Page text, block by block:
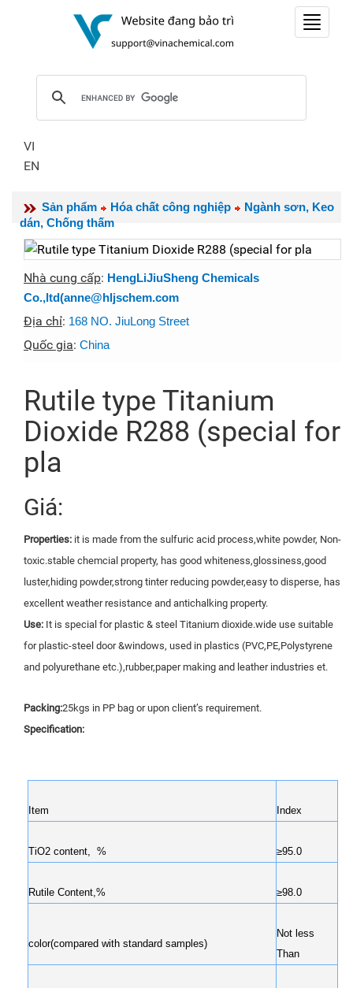
Toggle
VI
EN
Sản phẩm Hóa chất công nghiệp
Ngành sơn, Keo
dán, Chống thấm
Nhà cung cấp: HengLiJiuSheng Chemicals
Co.,ltd(anne@hljschem.com
Địa chỉ: 168 NO. JiuLong Street
Quốc gia: China
Rutile type Titanium
Dioxide R288 (special for
pla
Giá:
Properties: it is made from the sulfuric acid process,white powder, Non-
toxic.stable chemcial property, has good whiteness,glossiness,good
luster,hiding powder,strong tinter reducing powder,easy to disperse, has
excellent weather resistance and antichalking property.
Use: It is special for plastic & steel Titanium dioxide.wide use suitable
for plastic-steel door &windows, used in plastics (PVC,PE,Polystyrene
and polyurethane etc.),rubber,paper making and leather industries et.
Packing:25kgs in PP bag or upon client’s requirement.
Specification:
Item Index
TiO2 content, % ≥95.0
Rutile Content,% ≥98.0
color(compared with standard samples)
Not less
Than